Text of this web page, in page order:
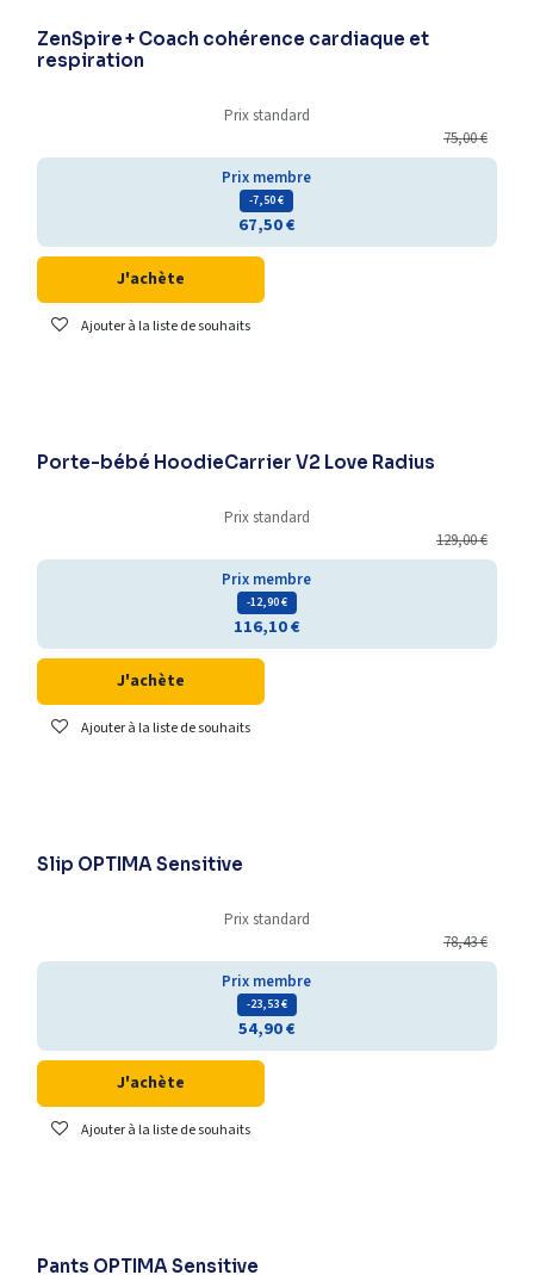
ZenSpire + Coach cohérence cardiaque et
respiration
Prix standard
75,00€
Prix membre
- 7,50€
67,50€
J'achète
Ajouter à la liste de souhaits
Porte-bébé HoodieCarrier V2 Love Radius
Prix standard
129,00€
Prix membre
- 12,90€
116,10€
J'achète
Ajouter à la liste de souhaits
Slip OPTIMA Sensitive
Prix standard
78,43€
Prix membre
- 23,53€
54,90€
J'achète
Ajouter à la liste de souhaits
Pants OPTIMA Sensitive